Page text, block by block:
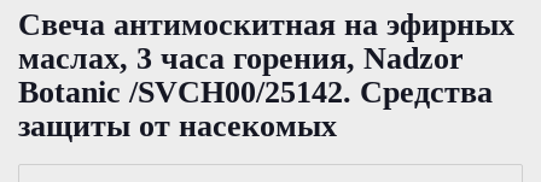
Свеча антимоскитная на эфирных
маслах, 3 часа горения, Nadzor
Botanic /SVCH00/25142. Средства
защиты от насекомых